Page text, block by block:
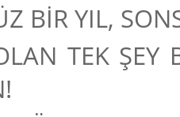
BİR YIL,
TEK ŞEY